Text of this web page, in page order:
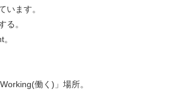
います。
る。
働く)」場所。